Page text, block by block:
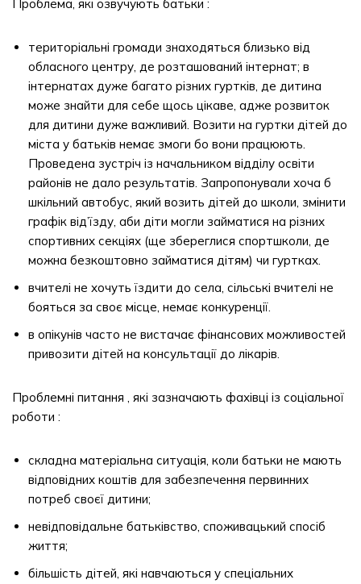
Проблема, які озвучують батьки :
територіальні громади знаходяться близько від
обласного центру, де розташований інтернат; в
інтернатах дуже багато різних гуртків, де дитина
може знайти для себе щось цікаве, адже розвиток
для дитини дуже важливий. Возити на гуртки дітей до
міста у батьків немає змоги бо вони працюють.
Проведена зустріч із начальником відділу освіти
районів не дало результатів. Запропонували хоча б
шкільний автобус, який возить дітей до школи, змінити
графік від’їзду, аби діти могли займатися на різних
спортивних секціях (ще збереглися спортшколи, де
можна безкоштовно займатися дітям) чи гуртках.
вчителі не хочуть їздити до села, сільські вчителі не
бояться за своє місце, немає конкуренції.
в опікунів часто не вистачає фінансових можливостей
привозити дітей на консультації до лікарів.
Проблемні питання , які зазначають фахівці із соціальної
роботи :
складна матеріальна ситуація, коли батьки не мають
відповідних коштів для забезпечення первинних
потреб своєї дитини;
невідповідальне батьківство, споживацький спосіб
життя;
більшість дітей, які навчаються у спеціальних